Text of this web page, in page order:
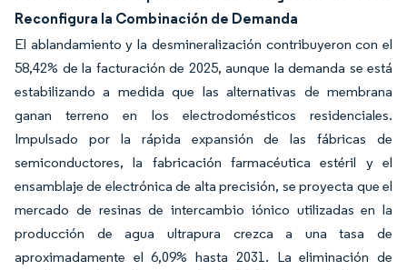
Reconfigura la Combinación de Demanda
El ablandamiento y la desmineralización contribuyeron con el
58,42% de la facturación de 2025, aunque la demanda se está
estabilizando a medida que las alternativas de membrana
ganan terreno en los electrodomésticos residenciales.
Impulsado por la rápida expansión de las fábricas de
semiconductores, la fabricación farmacéutica estéril y el
ensamblaje de electrónica de alta precisión, se proyecta que el
mercado de resinas de intercambio iónico utilizadas en la
producción de agua ultrapura crezca a una tasa de
aproximadamente el 6,09% hasta 2031. La eliminación de